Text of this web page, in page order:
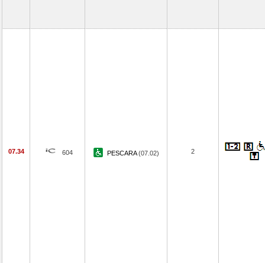
07.34 604 PESCARA(07.02) 2